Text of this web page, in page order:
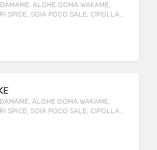
ALGHE GOMA WAKAME,
SPICE, SOIA POCO SALE, CIPOLLA
ALGHE GOMA WAKAME,
SPICE, SOIA POCO SALE, CIPOLLA